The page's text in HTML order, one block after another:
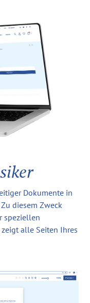
Dokumente in
diesem Zweck
speziellen
alle Seiten Ihres